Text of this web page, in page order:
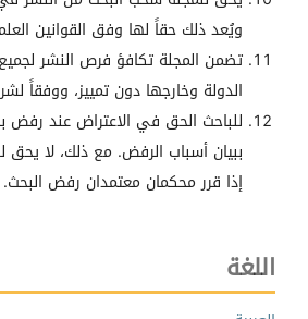
ويُعد ذلك حقاً لها وفق القوانين
تضمن المجلة تكافؤ فرص النشر
الدولة وخارجها دون تمييز، ووفقاً
للباحث الحق في الاعتراض عند رفض
ببيان أسباب الرفض. مع ذلك، لا يحق
إذا قرر محكمان معتمدان رفض البحث.
اللغة